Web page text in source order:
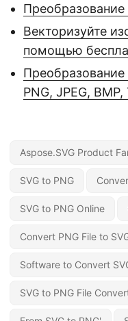
Преобразование
Векторизуйте
помощью
PNG, JPEG,
Aspose.SVG Product
SVG to PNG
SVG to PNG Online
Convert PNG File to
Software to Convert
SVG to PNG File